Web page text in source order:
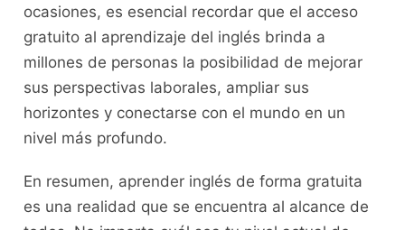
ocasiones, es esencial recordar que el acceso
gratuito al ⁢aprendizaje del‌ inglés‌ brinda a
millones de personas⁣ la posibilidad de mejorar ​
sus‌ perspectivas laborales, ‍ampliar sus
horizontes y conectarse con ​el ​mundo en ⁤un‌
nivel más profundo.
En resumen, aprender inglés de forma ​gratuita
⁢es una realidad que se encuentra al alcance ‍de